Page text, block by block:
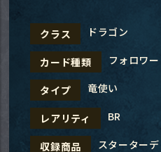
クラス ドラゴン
カード種類 フォロワー
タイプ 竜使い
レアリティ BR
収録商品 スターター